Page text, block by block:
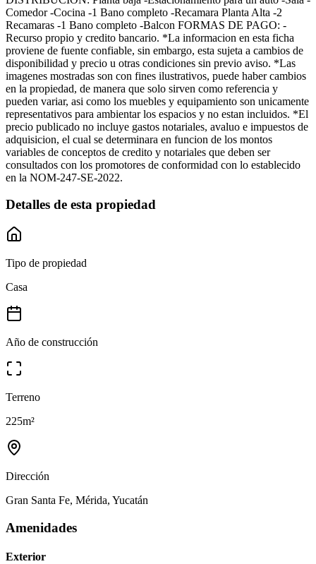
Comedor -Cocina -1 Bano completo -Recamara Planta Alta -2
Recamaras -1 Bano completo -Balcon FORMAS DE PAGO: -
Recurso propio y credito bancario. *La informacion en esta ficha
proviene de fuente confiable, sin embargo, esta sujeta a cambios de
disponibilidad y precio u otras condiciones sin previo aviso. *Las
imagenes mostradas son con fines ilustrativos, puede haber cambios
en la propiedad, de manera que solo sirven como referencia y
pueden variar, asi como los muebles y equipamiento son unicamente
representativos para ambientar los espacios y no estan incluidos. *El
precio publicado no incluye gastos notariales, avaluo e impuestos de
adquisicion, el cual se determinara en funcion de los montos
variables de conceptos de credito y notariales que deben ser
consultados con los promotores de conformidad con lo establecido
en la NOM-247-SE-2022.
Detalles de esta propiedad
Tipo de propiedad
Casa
Año de construcción
Terreno
225m²
Dirección
Gran Santa Fe, Mérida, Yucatán
Amenidades
Exterior